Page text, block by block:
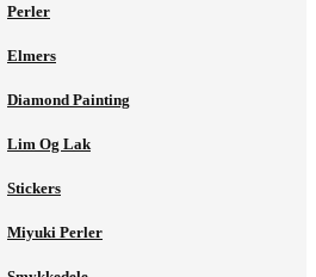
Perler
Elmers
Diamond Painting
Lim Og Lak
Stickers
Miyuki Perler